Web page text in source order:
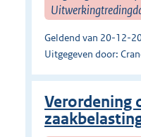
Geldend van 20-12-
Uitgegeven door:
Verordening